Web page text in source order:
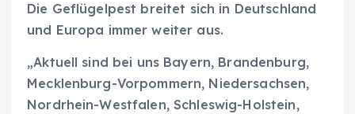
Die Geflügelpest breitet sich in Deutschland
und Europa immer weiter aus.
„Aktuell sind bei uns Bayern, Brandenburg,
Mecklenburg-Vorpommern, Niedersachsen,
Nordrhein-Westfalen, Schleswig-Holstein,